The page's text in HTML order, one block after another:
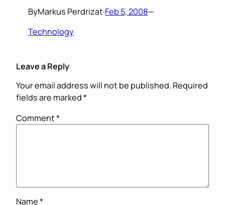
ByMarkus Perdrizat·Feb 5, 2008—
Technology
Leave a Reply
Your email address will not be published. Required
fields are marked*
Comment*
Name*